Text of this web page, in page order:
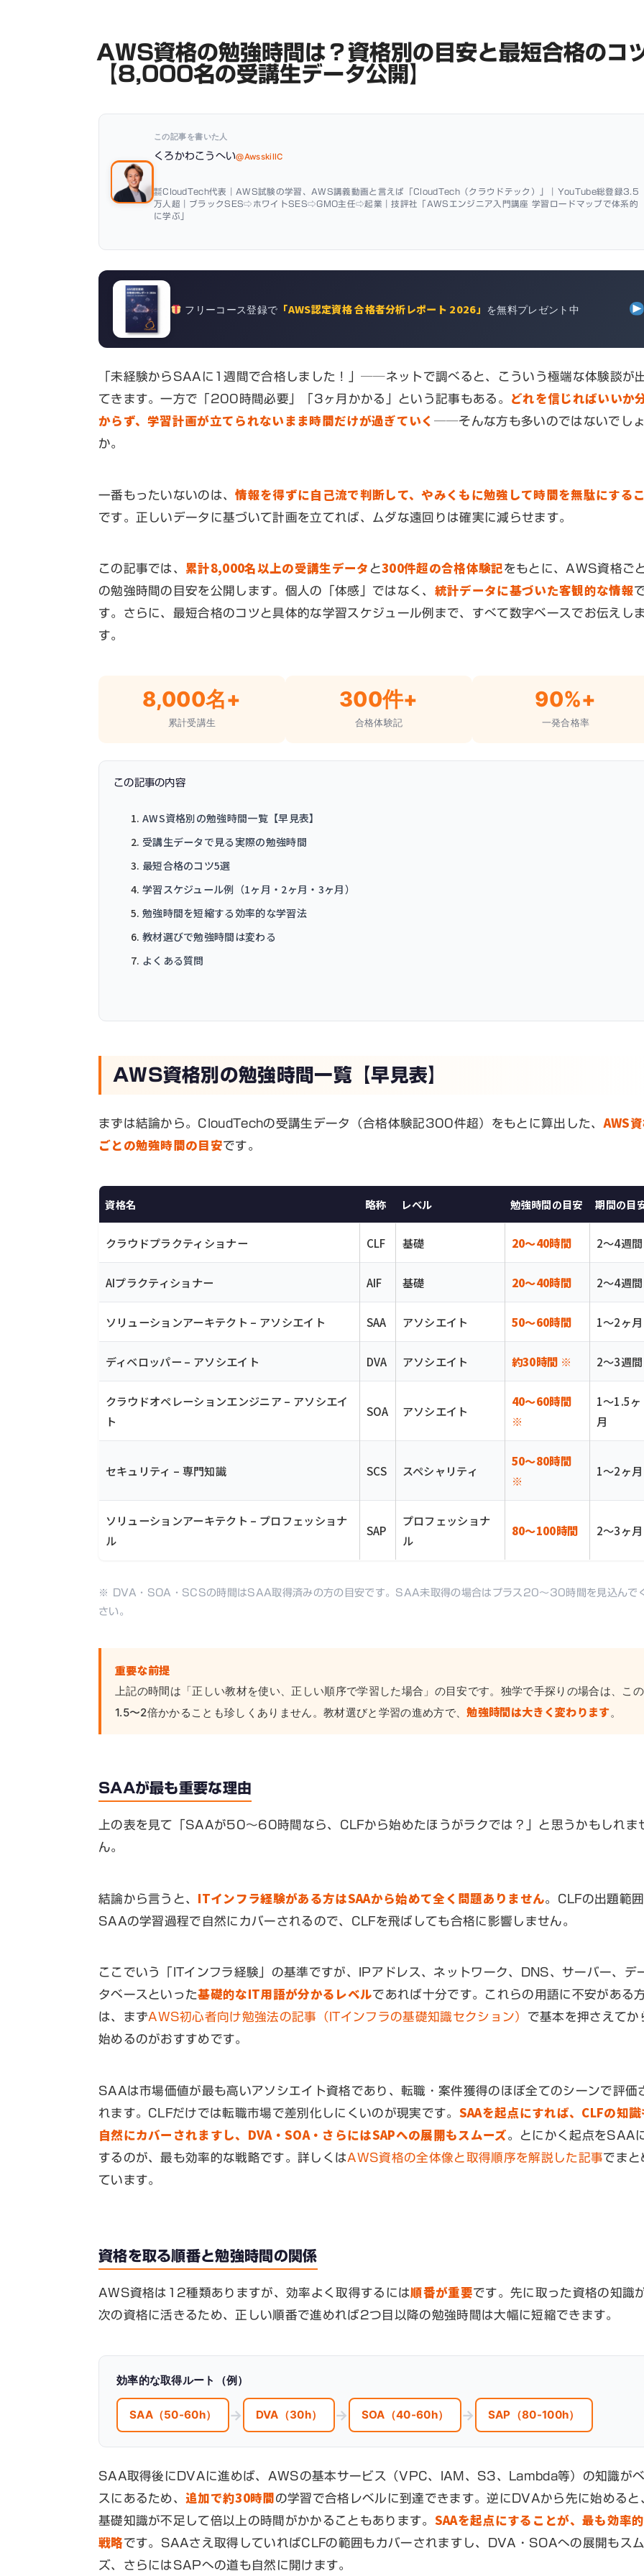
AWS資格の勉強時間は？資格別の目安と最短合格のコ
【8,000名の受講生データ公開】
この記事を書いた人
くろかわこうへい@AwsskillC
㍿CloudTech代表｜AWS試験の学習、AWS講義動画と言えば「CloudTech（クラウドテック）」｜YouTube総登録3.5
万人超｜ブラックSES⇨ホワイトSES⇨GMO主任⇨起業｜技評社「AWSエンジニア入門講座 学習ロードマップで体系的
に学ぶ」
フリーコース登録で 「AWS認定資格 合格者分析レポート 2026」 を無料プレゼント中
「未経験からSAAに1週間で合格しました！」──ネットで調べると、こういう極端な体験談が
てきます。一方で「200時間必要」「3ヶ月かかる」という記事もある。
どれを信じればいいか
からず、学習計画が立てられないまま時間だけが過ぎていく ──そんな方も多いのではないでし
か。
一番もったいないのは、情報を得ずに自己流で判断して、やみくもに勉強して時間を無駄にする
です。正しいデータに基づいて計画を立てれば、ムダな遠回りは確実に減らせます。
この記事では、 累計8,000名以上の受講生データ と300件超の合格体験記をもとに、AWS資格ご
の勉強時間の目安を公開します。個人の「体感」ではなく、 統計データに基づいた客観的な情報
す。さらに、最短合格のコツと具体的な学習スケジュール例まで、すべて数字ベースでお伝えし
す。
8,000名+
累計受講生
300件+
合格体験記
90%+
一発合格率
この記事の内容
AWS資格別の勉強時間一覧【早見表】
受講生データで見る実際の勉強時間
最短合格のコツ5選
学習スケジュール例（1ヶ月・2ヶ月・3ヶ月）
勉強時間を短縮する効率的な学習法
教材選びで勉強時間は変わる
よくある質問
AWS資格別の勉強時間一覧【早見表】
まずは結論から。CloudTechの受講生データ（合格体験記300件超）をもとに算出した、 AWS
ごとの勉強時間の目安です。
資格名 略称 レベル 勉強時間の目安 期間の目
クラウドプラクティショナー CLF 基礎 20〜40時間 2〜4週間
AIプラクティショナー AIF 基礎 20〜40時間 2〜4週間
ソリューションアーキテクト – アソシエイト SAA アソシエイト 50〜60時間 1〜2ヶ月
ディベロッパー – アソシエイト DVA アソシエイト 約30時間 ※ 2〜3週間
クラウドオペレーションエンジニア – アソシエイ
ト
SOA アソシエイト
40〜60時間
※
1〜1.5ヶ
月
セキュリティ – 専門知識 SCS スペシャリティ
50〜80時間
※
1〜2ヶ月
ソリューションアーキテクト – プロフェッショナ
ル
SAP
プロフェッショナ
ル
80〜100時間 2〜3ヶ月
※ DVA・SOA・SCSの時間はSAA取得済みの方の目安です。SAA未取得の場合はプラス20〜30時間を見込んで
さい。
重要な前提
上記の時間は「正しい教材を使い、正しい順序で学習した場合」の目安です。独学で手探りの場合は、この
1.5〜2倍かかることも珍しくありません。教材選びと学習の進め方で、勉強時間は大きく変わります。
SAAが最も重要な理由
上の表を見て「SAAが50〜60時間なら、CLFから始めたほうがラクでは？」と思うかもしれま
ん。
結論から言うと、 ITインフラ経験がある方はSAAから始めて全く問題ありません。CLFの出題範
SAAの学習過程で自然にカバーされるので、CLFを飛ばしても合格に影響しません。
ここでいう「ITインフラ経験」の基準ですが、IPアドレス、ネットワーク、DNS、サーバー、デ
タベースといった基礎的なIT用語が分かるレベルであれば十分です。これらの用語に不安がある
は、まずAWS初心者向け勉強法の記事（ITインフラの基礎知識セクション） で基本を押さえてか
始めるのがおすすめです。
SAAは市場価値が最も高いアソシエイト資格であり、転職・案件獲得のほぼ全てのシーンで評価
れます。CLFだけでは転職市場で差別化しにくいのが現実です。 SAAを起点にすれば、CLFの知
自然にカバーされますし、DVA・SOA・さらにはSAPへの展開もスムーズ。とにかく起点をSAA
するのが、最も効率的な戦略です。詳しくはAWS資格の全体像と取得順序を解説した記事でまと
ています。
資格を取る順番と勉強時間の関係
AWS資格は12種類ありますが、効率よく取得するには順番が重要です。先に取った資格の知識
次の資格に活きるため、正しい順番で進めれば2つ目以降の勉強時間は大幅に短縮できます。
効率的な取得ルート（例）
SAA（50-60h） → DVA（30h） → SOA（40-60h） → SAP（80-100h）
SAA取得後にDVAに進めば、AWSの基本サービス（VPC、IAM、S3、Lambda等）の知識が
スにあるため、 追加で約30時間の学習で合格レベルに到達できます。逆にDVAから先に始めると
基礎知識が不足して倍以上の時間がかかることもあります。 SAAを起点にすることが、最も効率
戦略です。SAAさえ取得していればCLFの範囲もカバーされますし、DVA・SOAへの展開もス
ズ、さらにはSAPへの道も自然に開けます。